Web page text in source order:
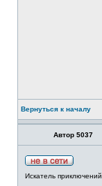
Вернуться к началу
Автор 5037
Искатель приключений